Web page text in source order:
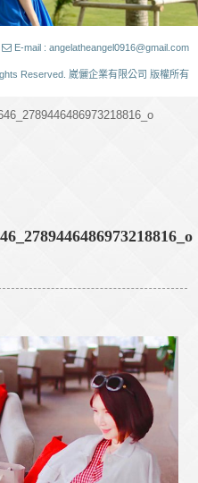
E-mail : angelatheangel0916@gmail.com
Reserved. 崴儷企業有限公司 版權所有